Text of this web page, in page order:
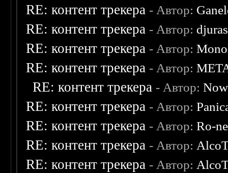
RE: контент трекера - Автор:
RE: контент трекера - Автор:
RE: контент трекера - Автор:
RE: контент трекера - Автор:
RE: контент трекера - Автор:
RE: контент трекера - Автор:
RE: контент трекера - Автор:Ro-
RE: контент трекера - Автор:
RE: контент трекера - Автор: